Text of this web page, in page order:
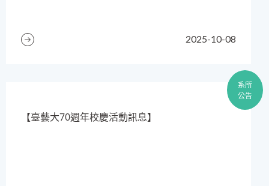
2025-10-08
系所
公告
【臺藝大70週年校慶活動訊息】